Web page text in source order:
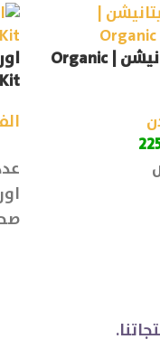
اورجانيك نيشن فيتانيشن | Organic